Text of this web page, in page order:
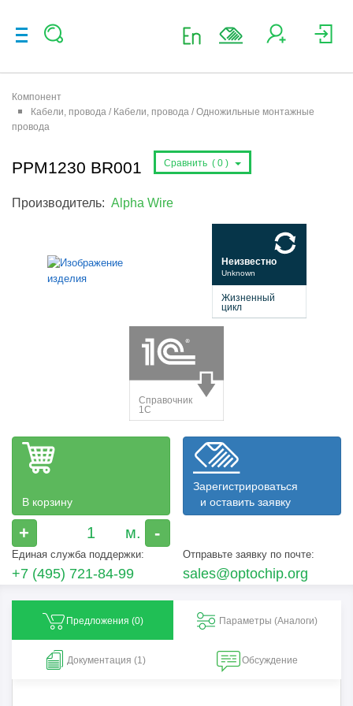
Компонент
Кабели, провода / Кабели, провода / Одножильные монтажные
провода
PPM1230 BR001 Сравнить ( 0 )
Производитель: Alpha Wire
В корзину
+ -
Зарегистрироваться
и оставить заявку
Единая служба поддержки:
+7 (495) 721-84-99
Отправьте заявку по почте:
sales@optochip.org
Предложения (0) Параметры (Aналоги)
Документация (1) Обсуждение